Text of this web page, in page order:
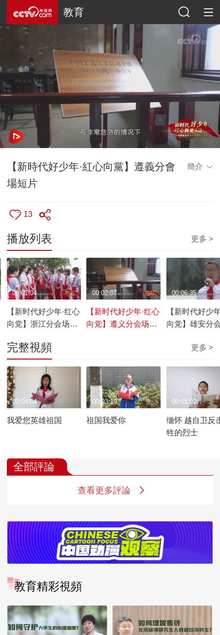
教育
【新時代好少年·紅心向黨】遵義分會
場短片
簡介
13
播放列表 更多 >
【新时代好少年·红心
向党】浙江分会场短
00:01:04
【新时代好少年·红心
向党】遵义分会场短
00:02:07
【新时代好少
向党】雄安分
00:06:35
完整視頻 更多 >
我爱您英雄祖国
00:04:04
祖国我爱你
00:03:19
缅怀 越自卫反
牲的烈士
00:01:02
全部評論
查看更多評論
教育精彩視頻